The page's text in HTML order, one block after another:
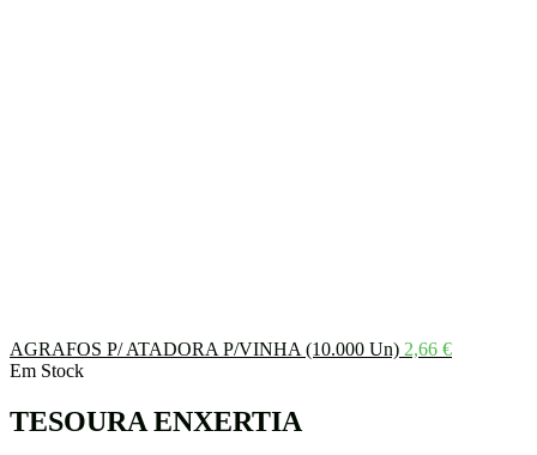
AGRAFOS P/ ATADORA P/VINHA (10.000 Un) 2,66 €
Em Stock
TESOURA ENXERTIA